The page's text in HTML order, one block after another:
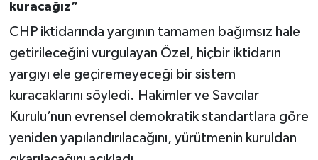
kuracağız”
CHP iktidarında yargının tamamen bağımsız hale
getirileceğini vurgulayan Özel, hiçbir iktidarın
yargıyı ele geçiremeyeceği bir sistem
kuracaklarını söyledi. Hakimler ve Savcılar
Kurulu’nun evrensel demokratik standartlara göre
yeniden yapılandırılacağını, yürütmenin kuruldan